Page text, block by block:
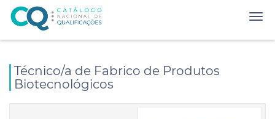
Técnico/a de Fabrico de Produtos
Biotecnológicos